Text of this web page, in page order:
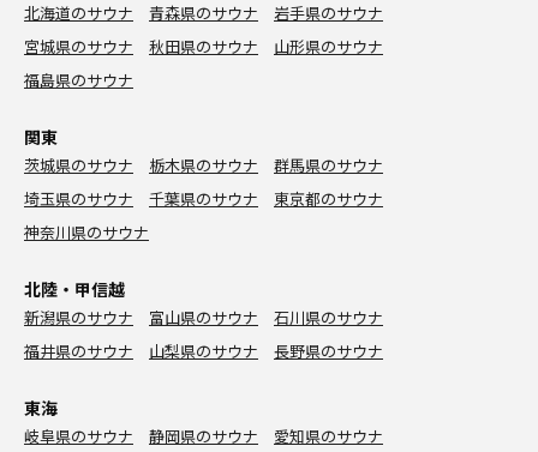
北海道のサウナ 青森県のサウナ
岩手県のサウナ
宮城県のサウナ
秋田県のサウナ
山形県のサウナ
福島県のサウナ
関東
茨城県のサウナ 栃木県のサウナ
群馬県のサウナ
埼玉県のサウナ
千葉県のサウナ
東京都のサウナ
神奈川県のサウナ
北陸・甲信越
新潟県のサウナ 富山県のサウナ
石川県のサウナ
福井県のサウナ
山梨県のサウナ 長野県のサウナ
東海
岐阜県のサウナ 静岡県のサウナ 愛知県のサウナ